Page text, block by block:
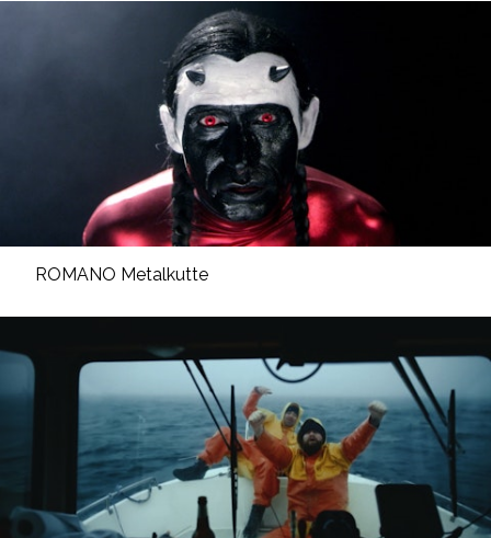
ROMANO Metalkutte